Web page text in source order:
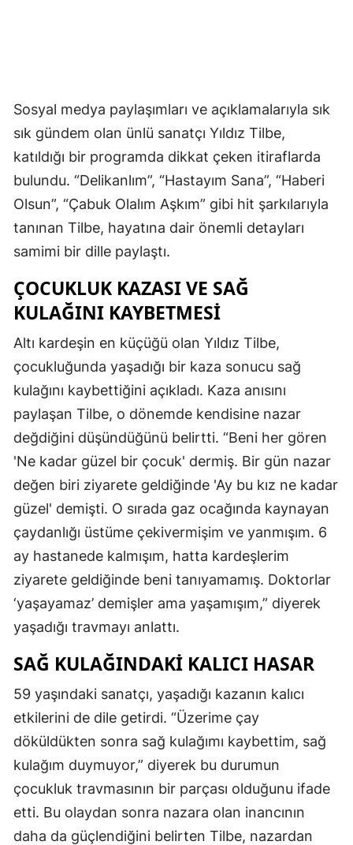
Sosyal medya paylaşımları ve açıklamalarıyla sık
sık gündem olan ünlü sanatçı Yıldız Tilbe,
katıldığı bir programda dikkat çeken itiraflarda
bulundu. “Delikanlım”, “Hastayım Sana”, “Haberi
Olsun”, “Çabuk Olalım Aşkım” gibi hit şarkılarıyla
tanınan Tilbe, hayatına dair önemli detayları
samimi bir dille paylaştı.
ÇOCUKLUK KAZASI VE SAĞ
KULAĞINI KAYBETMESI
Altı kardeşin en küçüğü olan Yıldız Tilbe,
çocukluğunda yaşadığı bir kaza sonucu sağ
kulağını kaybettiğini açıkladı. Kaza anısını
paylaşan Tilbe, o dönemde kendisine nazar
değdiğini düşündüğünü belirtti. “Beni her gören
'Ne kadar güzel bir çocuk' dermiş. Bir gün nazar
değen biri ziyarete geldiğinde 'Ay bu kız ne kadar
güzel' demişti. O sırada gaz ocağında kaynayan
çaydanlığı üstüme çekivermişim ve yanmışım. 6
ay hastanede kalmışım, hatta kardeşlerim
ziyarete geldiğinde beni tanıyamamış. Doktorlar
‘yaşayamaz’ demişler ama yaşamışım,” diyerek
yaşadığı travmayı anlattı.
SAĞ KULAĞINDAKI KALICI HASAR
59 yaşındaki sanatçı, yaşadığı kazanın kalıcı
etkilerini de dile getirdi. “Üzerime çay
döküldükten sonra sağ kulağımı kaybettim, sağ
kulağım duymuyor,” diyerek bu durumun
çocukluk travmasının bir parçası olduğunu ifade
etti. Bu olaydan sonra nazara olan inancının
daha da güçlendiğini belirten Tilbe, nazardan